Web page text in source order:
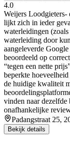
4.0
Weijers Loodgieters-
lijkt zich in ieder
waterleidingen
waterleiding door
aangeleverde
beoordeeld op
“tegen een nette
beperkte
de huidige kwaliteit
vinden naar dezelfde
onafhankelijke
Padangstraat 25,
Bekijk details